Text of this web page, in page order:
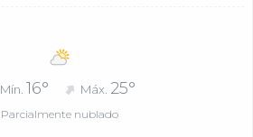
Mín. 16° Máx. 25°
Parcialmente nublado